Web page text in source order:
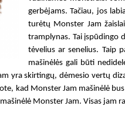
gerbėjams. Tačiau, jos
turėtų Monster Jam žaislai
tramplynas. Tai įspūdingo
tėvelius ar senelius. Taip
mašinėlės gali būti
yra skirtingų, dėmesio vertų
kad Monster Jam mašinėlėbus
mašinėlė Monster Jam. Visas jam